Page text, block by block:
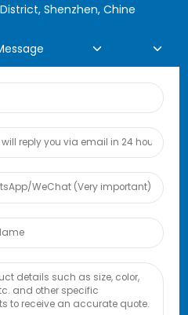
Shenzhen, Chine
sur nos produits ou
laisser votre e-mail et nous
heures.